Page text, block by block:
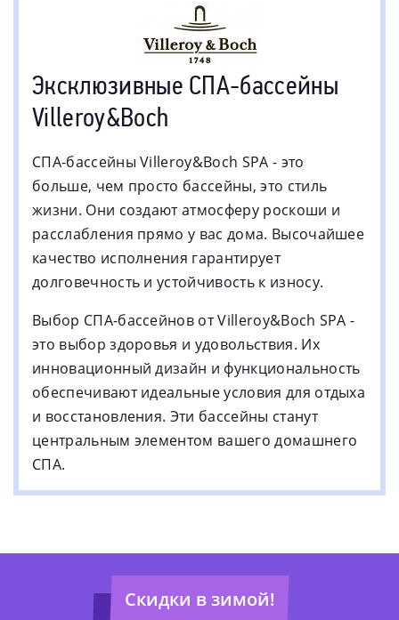
Эксклюзивные СПА-бассейны
Villeroy&Boch
СПА-бассейны Villeroy&Boch SPA - это
больше, чем просто бассейны, это стиль
жизни. Они создают атмосферу роскоши и
расслабления прямо у вас дома. Высочайшее
качество исполнения гарантирует
долговечность и устойчивость к износу.
Выбор СПА-бассейнов от Villeroy&Boch SPA -
это выбор здоровья и удовольствия. Их
инновационный дизайн и функциональность
обеспечивают идеальные условия для отдыха
и восстановления. Эти бассейны станут
центральным элементом вашего домашнего
СПА.
Скидки в зимой!